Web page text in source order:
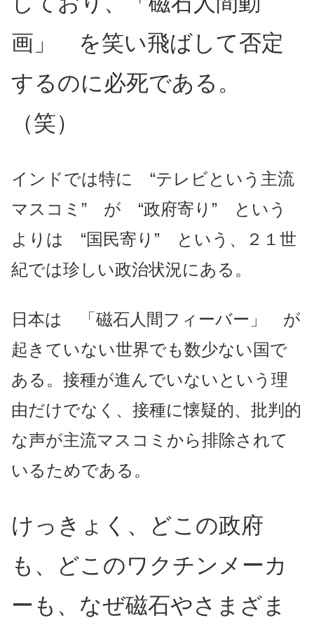
画」 を笑い飛ばして否定
するのに必死である。
（笑）
インドでは特に “テレビという主流
マスコミ” が “政府寄り” という
よりは “国民寄り” という、２１世
紀では珍しい政治状況にある。
日本は 「磁石人間フィーバー」 が
起きていない世界でも数少ない国で
ある。接種が進んでいないという理
由だけでなく、接種に懐疑的、批判的
な声が主流マスコミから排除されて
いるためである。
けっきょく、どこの政府
も、どこのワクチンメーカ
ーも、なぜ磁石やさまざま